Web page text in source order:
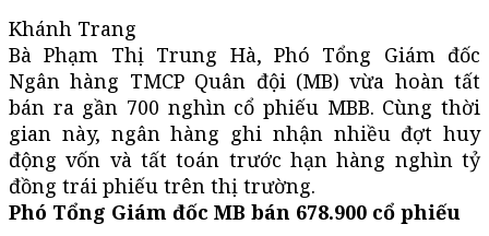
Khánh Trang
Bà Phạm Thị Trung Hà, Phó Tổng Giám đốc
Ngân hàng TMCP Quân đội (MB) vừa hoàn tất
bán ra gần 700 nghìn cổ phiếu MBB. Cùng thời
gian này, ngân hàng ghi nhận nhiều đợt huy
động vốn và tất toán trước hạn hàng nghìn tỷ
đồng trái phiếu trên thị trường.
Phó Tổng Giám đốc MB bán 678.900 cổ phiếu